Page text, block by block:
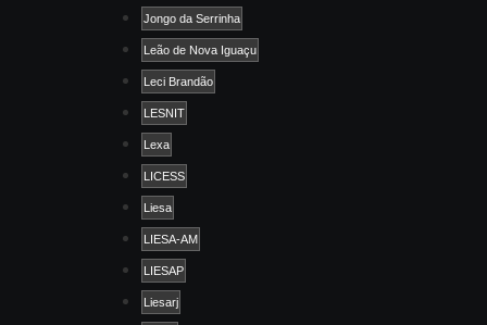
Jongo da Serrinha
Leão de Nova Iguaçu
Leci Brandão
LESNIT
Lexa
LICESS
Liesa
LIESA-AM
LIESAP
Liesarj